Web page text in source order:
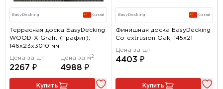
EasyDecking Китай
Террасная доска EasyDecking
WOOD-Х Grafit (Графит),
146x23x3010 мм
Цена за шт
2267 ₽
Цена за м 2
4988 ₽
Купить
EasyDecking Китай
Финишная доска EasyDecking
Co-extrusion Oak, 145х21
Цена за шт
4403 ₽
Купить